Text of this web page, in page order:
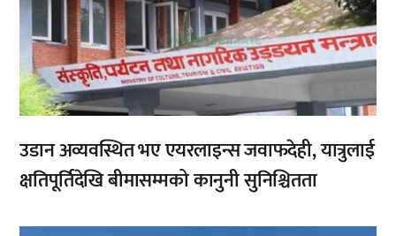
उडान अव्यवस्थित भए एयरलाइन्स जवाफदेही, यात्रुलाई
क्षतिपूर्तिदेखि बीमासम्मको कानुनी सुनिश्चितता